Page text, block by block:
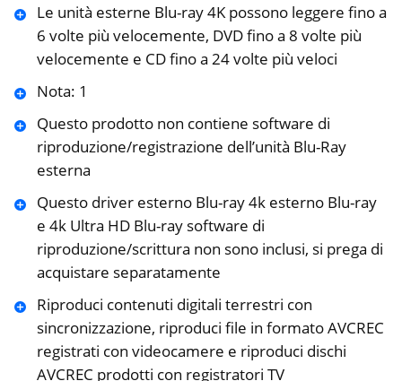
Le unità esterne Blu-ray 4K possono leggere fino a
6 volte più velocemente, DVD fino a 8 volte più
velocemente e CD fino a 24 volte più veloci
Nota: 1
Questo prodotto non contiene software di
riproduzione/registrazione dell’unità Blu-Ray
esterna
Questo driver esterno Blu-ray 4k esterno Blu-ray
e 4k Ultra HD Blu-ray software di
riproduzione/scrittura non sono inclusi, si prega di
acquistare separatamente
Riproduci contenuti digitali terrestri con
sincronizzazione, riproduci file in formato AVCREC
registrati con videocamere e riproduci dischi
AVCREC prodotti con registratori TV